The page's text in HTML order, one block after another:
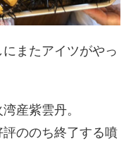
またアイツがやっ
産紫雲丹。
ののち終了する噴